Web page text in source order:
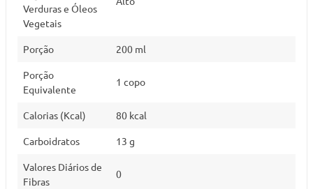
Verduras e Óleos
Vegetais
Porção 200 ml
Porção
Equivalente
1 copo
Calorias (Kcal) 80 kcal
Carboidratos 13 g
Valores Diários de
Fibras
0